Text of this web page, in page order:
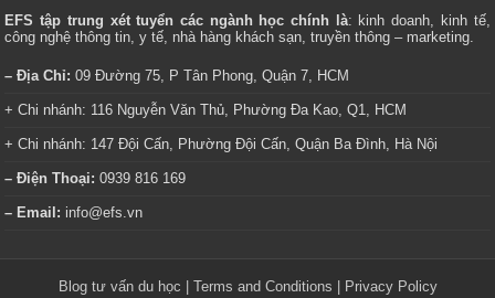
EFS tập trung xét tuyển các ngành học chính là: kinh doanh, kinh tế,
công nghệ thông tin, y tế, nhà hàng khách sạn, truyền thông – marketing.
– Địa Chỉ: 09 Đường 75, P Tân Phong, Quận 7, HCM
+ Chi nhánh: 116 Nguyễn Văn Thủ, Phường Đa Kao, Q1, HCM
+ Chi nhánh: 147 Đội Cấn, Phường Đội Cấn, Quận Ba Đình, Hà Nội
– Điện Thoại: 0939 816 169
– Email: info@efs.vn
Blog tư vấn du học Terms and Conditions Privacy Policy